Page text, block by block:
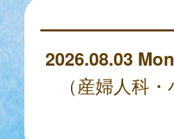
2026.08.03 Mon